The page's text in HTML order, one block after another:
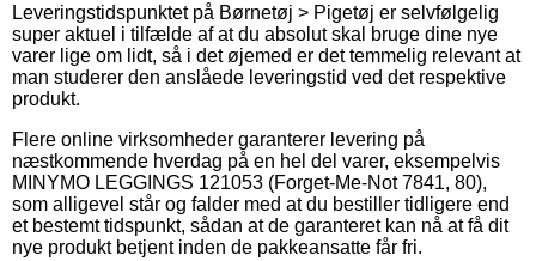
Leveringstidspunktet på Børnetøj > Pigetøj er selvfølgelig
super aktuel i tilfælde af at du absolut skal bruge dine nye
varer lige om lidt, så i det øjemed er det temmelig relevant at
man studerer den anslåede leveringstid ved det respektive
produkt.
Flere online virksomheder garanterer levering på
næstkommende hverdag på en hel del varer, eksempelvis
MINYMO LEGGINGS 121053 (Forget-Me-Not 7841, 80),
som alligevel står og falder med at du bestiller tidligere end
et bestemt tidspunkt, sådan at de garanteret kan nå at få dit
nye produkt betjent inden de pakkeansatte får fri.